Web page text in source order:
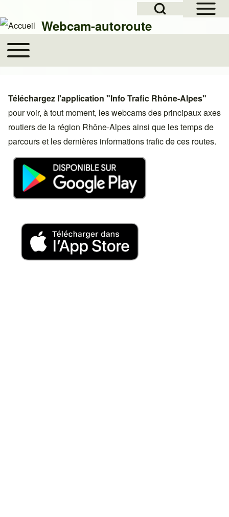
Close search
Rechercher
Webcam-autoroute
Main navigation
Toggle main menu
Téléchargez l'application "Info Trafic Rhône-Alpes"
pour voir, à tout moment, les webcams des principaux axes
routiers de la région Rhône-Alpes ainsi que les temps de
parcours et les dernières informations trafic de ces routes.